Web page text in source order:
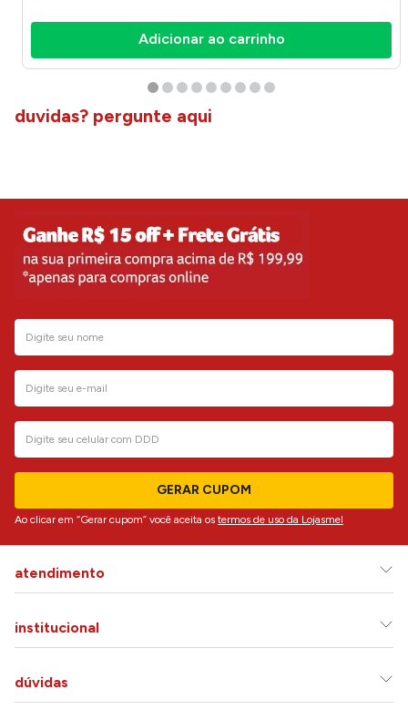
Adicionar ao carrinho
duvidas? pergunte aqui
GERAR CUPOM
Ao clicar em “Gerar cupom” você aceita os termos de uso da Lojasmel
atendimento
institucional
dúvidas